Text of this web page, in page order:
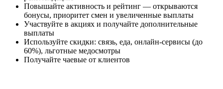
Повышайте активность и рейтинг — открываются
бонусы, приоритет смен и увеличенные выплаты
Участвуйте в акциях и получайте дополнительные
выплаты
Используйте скидки: связь, еда, онлайн-сервисы (до
60%), льготные медосмотры
Получайте чаевые от клиентов